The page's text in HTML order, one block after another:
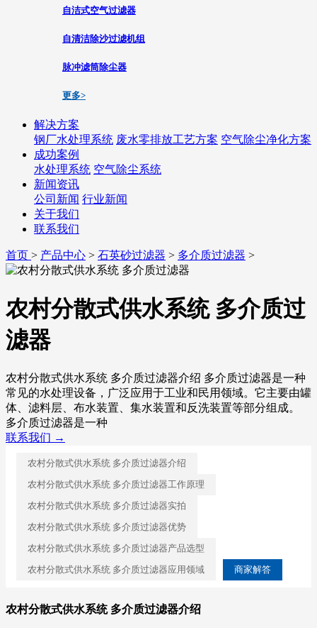
自洁式空气过滤器
自清洁除沙过滤机组
脉冲滤筒除尘器
更多>
解决方案
钢厂水处理系统 废水零排放工艺方案 空气除尘净化方案
成功案例
水处理系统 空气除尘系统
新闻资讯
公司新闻 行业新闻
关于我们
联系我们
首页 > 产品中心 > 石英砂过滤器 > 多介质过滤器 >
农村分散式供水系统 多介质过
滤器
农村分散式供水系统 多介质过滤器介绍 多介质过滤器是一种
常见的水处理设备，广泛应用于工业和民用领域。它主要由罐
体、滤料层、布水装置、集水装置和反洗装置等部分组成。
多介质过滤器是一种
联系我们 →
农村分散式供水系统 多介质过滤器介绍
农村分散式供水系统 多介质过滤器工作原理
农村分散式供水系统 多介质过滤器实拍
农村分散式供水系统 多介质过滤器优势
农村分散式供水系统 多介质过滤器产品选型
农村分散式供水系统 多介质过滤器应用领域
商家解答
农村分散式供水系统 多介质过滤器介绍